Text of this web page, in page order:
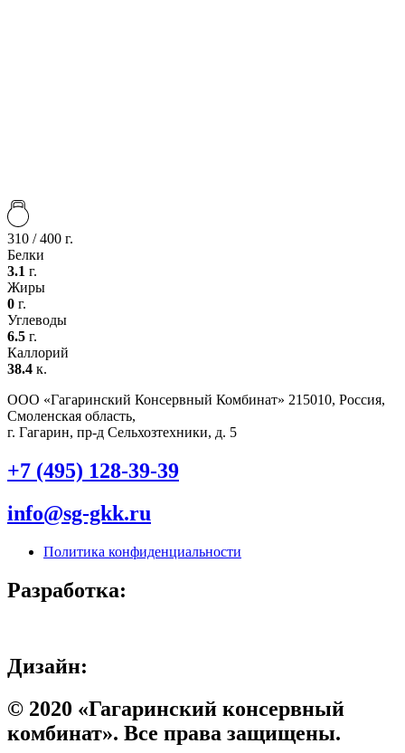
310 / 400 г.
Белки
3.1 г.
Жиры
0 г.
Углеводы
6.5 г.
Каллорий
38.4 к.
ООО «Гагаринский Консервный Комбинат» 215010, Россия,
Смоленская область,
г. Гагарин, пр-д Сельхозтехники, д. 5
+7 (495) 128-39-39
info@sg-gkk.ru
Политика конфиденциальности
Разработка:
Дизайн:
© 2020 «Гагаринский консервный
комбинат». Все права защищены.